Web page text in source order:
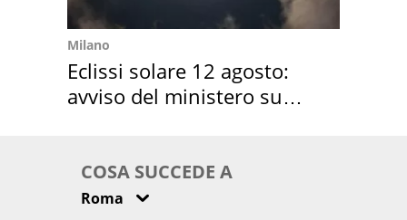
Milano
Eclissi solare 12 agosto:
avviso del ministero su